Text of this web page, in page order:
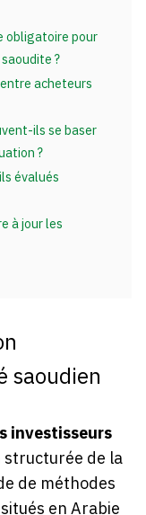
obligatoire pour
?
acheteurs
ils se baser
?
évalués
à jour les
saoudien
investisseurs
structurée de la
de méthodes
en Arabie